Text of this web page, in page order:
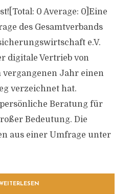
0 Average: 0]Eine
des Gesamtverbands
e.V.
digitale Vertrieb von
Jahr einen
verzeichnet hat.
Beratung für
Bedeutung. Die
aus einer Umfrage unter